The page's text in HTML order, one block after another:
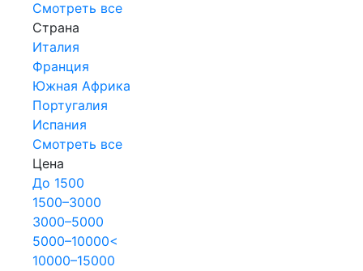
Смотреть все
Страна
Италия
Франция
Южная Африка
Португалия
Испания
Смотреть все
Цена
До 1500
1500–3000
3000–5000
5000–10000<
10000–15000